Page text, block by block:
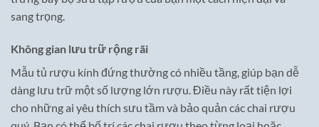
sang trọng.
Không gian lưu trữ rộng rãi
Mẫu tủ rượu kính đứng thường có nhiều tầng, giúp bạn dễ
dàng lưu trữ một số lượng lớn rượu. Điều này rất tiện lợi
cho những ai yêu thích sưu tầm và bảo quản các chai rượu